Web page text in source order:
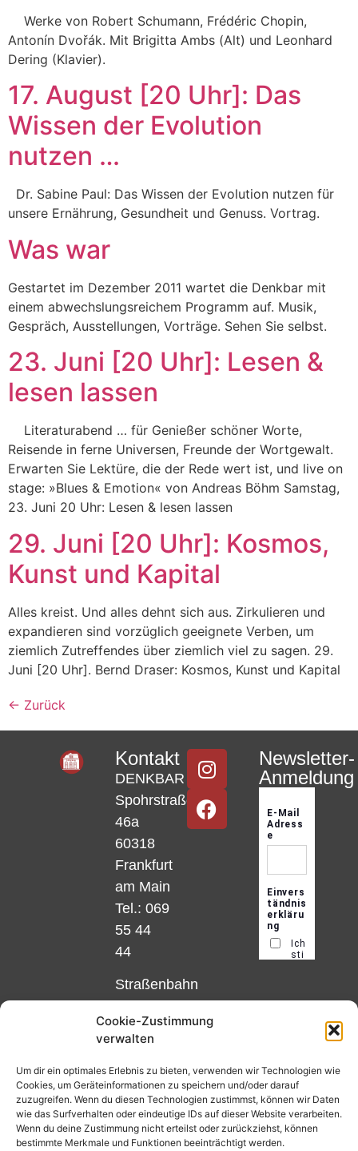
Cookie-Zustimmung
verwalten
Um dir ein optimales Erlebnis zu bieten, verwenden wir Technologien wie
Cookies, um Geräteinformationen zu speichern und/oder darauf
zuzugreifen. Wenn du diesen Technologien zustimmst, können wir Daten
wie das Surfverhalten oder eindeutige IDs auf dieser Website verarbeiten.
Wenn du deine Zustimmung nicht erteilst oder zurückziehst, können
bestimmte Merkmale und Funktionen beeinträchtigt werden.
Werke von Robert Schumann, Frédéric Chopin,
Antonín Dvořák. Mit Brigitta Ambs (Alt) und Leonhard
Dering (Klavier).
17. August [20 Uhr]: Das
Wissen der Evolution
nutzen …
Dr. Sabine Paul: Das Wissen der Evolution nutzen für
unsere Ernährung, Gesundheit und Genuss. Vortrag.
Was war
Gestartet im Dezember 2011 wartet die Denkbar mit
einem abwechslungsreichem Programm auf. Musik,
Gespräch, Ausstellungen, Vorträge. Sehen Sie selbst.
23. Juni [20 Uhr]: Lesen &
lesen lassen
Literaturabend … für Genießer schöner Worte,
Reisende in ferne Universen, Freunde der Wortgewalt.
Erwarten Sie Lektüre, die der Rede wert ist, und live on
stage: »Blues & Emotion« von Andreas Böhm Samstag,
23. Juni 20 Uhr: Lesen & lesen lassen
29. Juni [20 Uhr]: Kosmos,
Kunst und Kapital
Alles kreist. Und alles dehnt sich aus. Zirkulieren und
expandieren sind vorzüglich geeignete Verben, um
ziemlich Zutreffendes über ziemlich viel zu sagen. 29.
Juni [20 Uhr]. Bernd Draser: Kosmos, Kunst und Kapital
← Zurück
Kontakt
DENKBAR
Spohrstraße
46a
60318
Frankfurt
am Main
Tel.: 069
55 44
44
Straßenbahn
und 12,
Matthias-
Beltz-
Platz
oder
Newsletter-
Anmeldung